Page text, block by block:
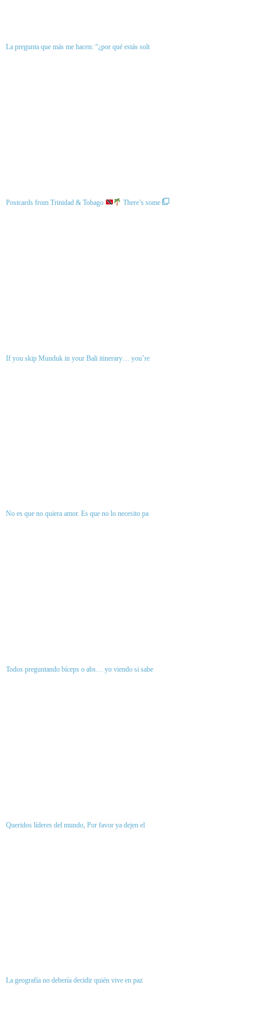
La pregunta que más me hacen: “¿por qué estás solt
Postcards from Trinidad & Tobago There’s some
If you skip Munduk in your Bali itinerary… you’re
No es que no quiera amor. Es que no lo necesito pa
Todos preguntando bíceps o abs… yo viendo si sabe
Queridos líderes del mundo, Por favor ya dejen el
La geografía no debería decidir quién vive en paz